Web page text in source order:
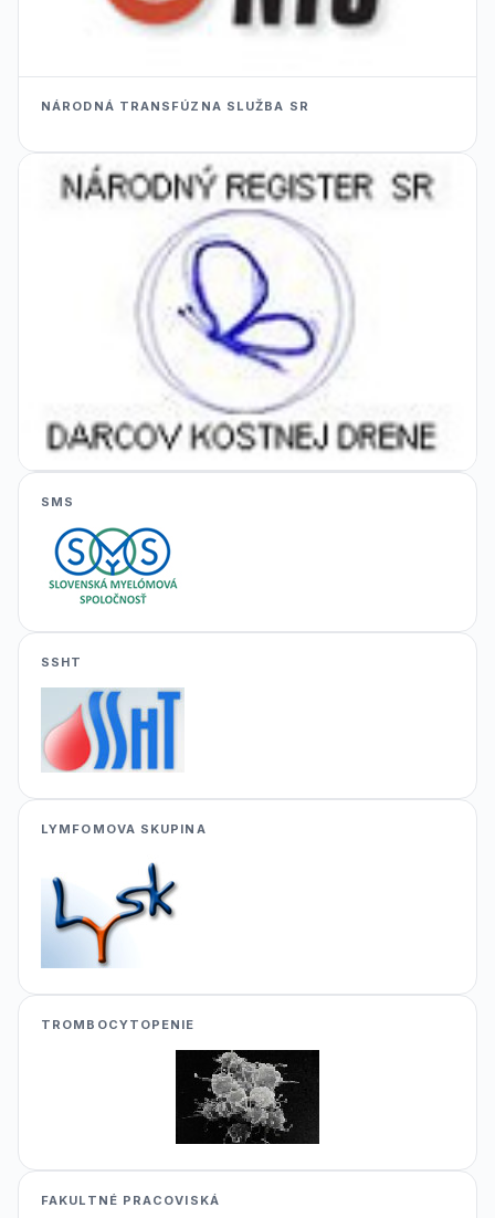
NÁRODNÁ TRANSFÚZNA SLUŽBA SR
SMS
SSHT
LYMFOMOVA SKUPINA
TROMBOCYTOPENIE
FAKULTNÉ PRACOVISKÁ